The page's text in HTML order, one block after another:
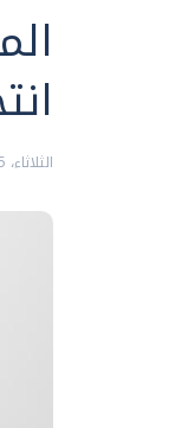
الثلاثاء، 15 يناير 2013 11:52 ص